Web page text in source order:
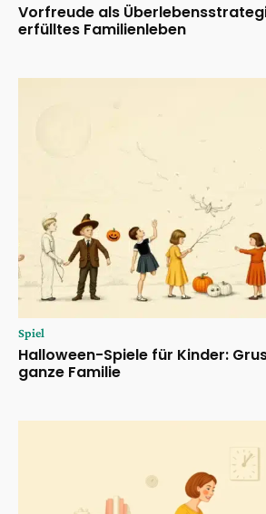
Vorfreude als
erfülltes Familienleben
Spiel
Halloween-Spiele für Kinder:
ganze Familie